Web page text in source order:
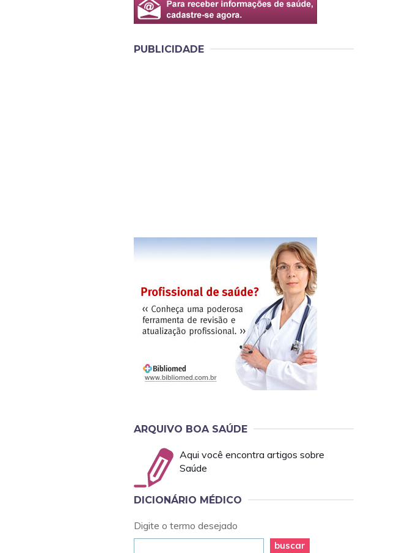
PUBLICIDADE
ARQUIVO BOA SAÚDE
Aqui você encontra artigos sobre
Saúde
DICIONÁRIO MÉDICO
Digite o termo desejado
buscar